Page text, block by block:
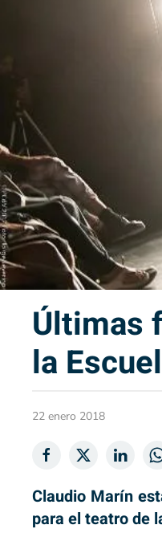
Últimas
la
22 enero 2018
Claudio Marín
para el teatro de